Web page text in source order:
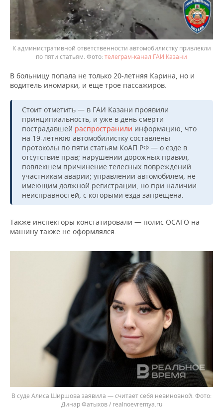
К административной ответственности автомобилистку привлекли
по пяти статьям.
телеграм-канал ГАИ Казани
В больницу попала не только 20-летняя Карина, но и
водитель иномарки, и еще трое пассажиров.
Стоит отметить — в ГАИ Казани проявили
принципиальность, и уже в день смерти
пострадавшей распространили информацию, что
на 19-летнюю автомобилистку составлены
протоколы по пяти статьям КоАП РФ — о езде в
отсутствие прав; нарушении дорожных правил,
повлекшем причинение телесных повреждений
участникам аварии; управлении автомобилем, не
имеющим должной регистрации, но при наличии
неисправностей, с которыми езда запрещена.
Также инспекторы констатировали — полис ОСАГО на
машину также не оформлялся.
В суде Алиса Ширшова заявила — считает себя невиновной.
Динар Фатыхов / realnoevremya.ru